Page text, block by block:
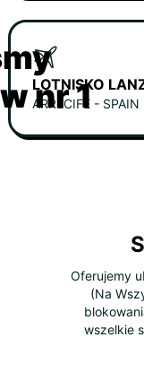
LOTNISKO
ARRECIFE - SPAIN
nr 1
Oferujemy
(Na
wszelkie